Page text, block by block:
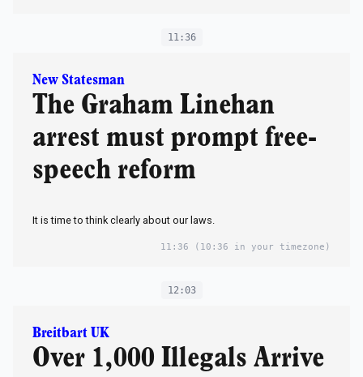
11:36
New Statesman
The Graham Linehan
arrest must prompt free-
speech reform
It is time to think clearly about our laws.
11:36 (10:36 in your timezone)
12:03
Breitbart UK
Over 1,000 Illegals Arrive